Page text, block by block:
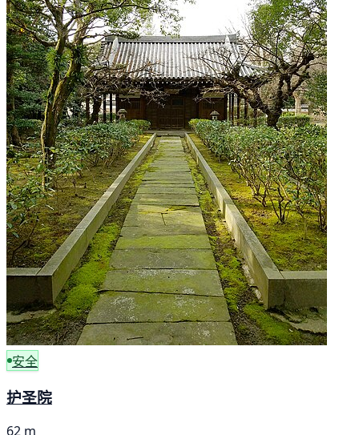
安全
护圣院
62 m